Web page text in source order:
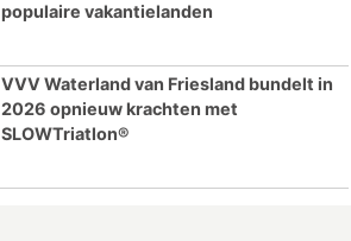
populaire vakantielanden
VVV Waterland van Friesland bundelt in
2026 opnieuw krachten met
SLOWTriatlon®